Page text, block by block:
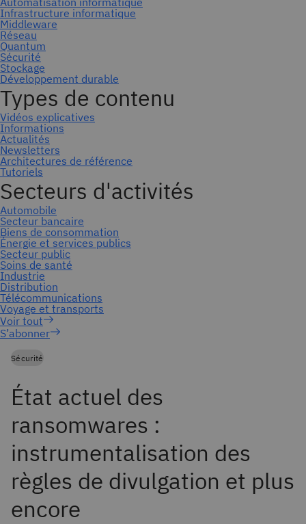
S’abonner
Sécurité
État actuel des
ransomwares :
instrumentalisation des
règles de divulgation et plus
encore